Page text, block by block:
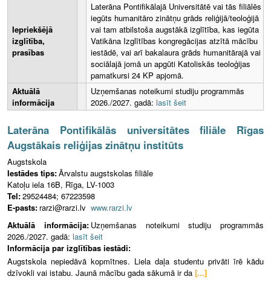
Iepriekšējā
izglītība,
prasības
Laterāna Pontifikālajā Universitātē vai tās filiālēs
iegūts humanitāro zinātņu grāds reliģijā/teoloģijā
vai tam atbilstoša augstākā izglītība, kas iegūta
Vatikāna Izglītības kongregācijas atzītā mācību
iestādē, vai arī bakalaura grāds humanitārajā vai
sociālajā jomā un apgūti Katoliskās teoloģijas
pamatkursi 24 KP apjomā.
Aktuālā
informācija
Uzņemšanas noteikumi studiju programmās
2026./2027. gadā: lasīt šeit
Laterāna Pontifikālās universitātes filiāle Rīgas
Augstākais reliģijas zinātņu institūts
Augstskola
Iestādes tips:Ārvalstu augstskolas filiāle
Katoļu iela 16B, Rīga, LV-1003
Tel:29524484; 67223598
E-pasts: rarzi@rarzi.lv www.rarzi.lv
Aktuālā informācija: Uzņemšanas noteikumi studiju programmās
2026./2027. gadā: lasīt šeit
Informācija par izglītības iestādi:
Augstskola nepiedāvā kopmītnes. Liela daļa studentu privāti īrē kādu
dzīvokli vai istabu. Jaunā mācību gada sākumā ir da [...]